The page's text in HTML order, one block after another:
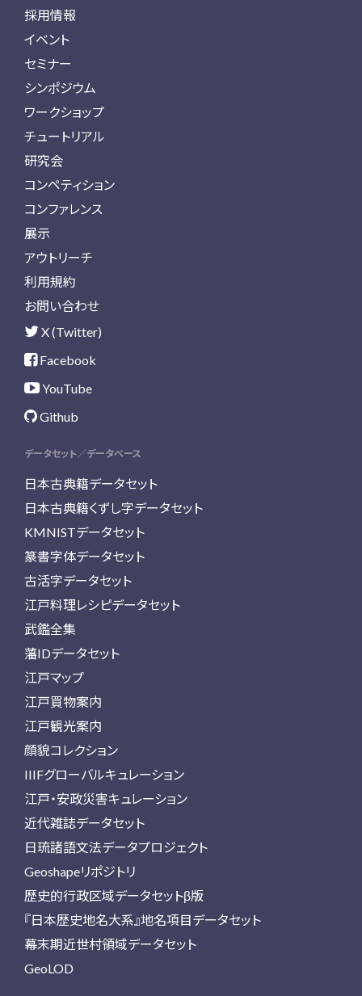
採用情報
イベント
セミナー
シンポジウム
ワークショップ
チュートリアル
研究会
コンペティション
コンファレンス
展示
アウトリーチ
利用規約
お問い合わせ
X (Twitter)
Facebook
YouTube
Github
データセット／データベース
日本古典籍データセット
日本古典籍くずし字データセット
KMNISTデータセット
篆書字体データセット
古活字データセット
江戸料理レシピデータセット
武鑑全集
藩IDデータセット
江戸マップ
江戸買物案内
江戸観光案内
顔貌コレクション
IIIFグローバルキュレーション
江戸・安政災害キュレーション
近代雑誌データセット
日琉諸語文法データプロジェクト
Geoshapeリポジトリ
歴史的行政区域データセットβ版
『日本歴史地名大系』地名項目データセット
幕末期近世村領域データセット
GeoLOD